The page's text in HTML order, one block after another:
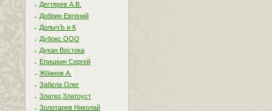
Дегтярев А.В.
Добрин Евгений
ДолычЪ и К
Дубокс ООО
Дукан Востока
Епишкин Сергей
Жбанов А.
Забела Олег
Златко,Златоуст
Золотарев Николай